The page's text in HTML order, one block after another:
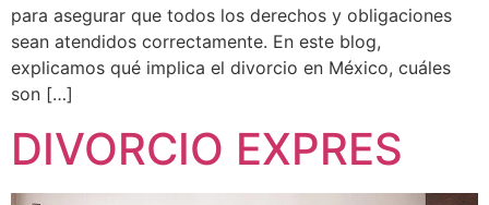
para asegurar que todos los derechos y obligaciones
sean atendidos correctamente. En este blog,
explicamos qué implica el divorcio en México, cuáles
son […]
DIVORCIO EXPRES